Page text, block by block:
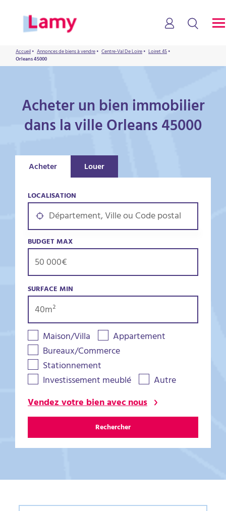
Accueil• Annonces de biens à vendre• Centre-Val De Loire• Loiret 45•
Orleans 45000
Acheter un bien immobilier
dans la ville Orleans 45000
Acheter Louer
LOCALISATION
BUDGET MAX
SURFACE MIN
Maison/Villa
Appartement
Bureaux/Commerce
Stationnement
Investissement meublé
Autre
Vendez votre bien avec nous
Rechercher